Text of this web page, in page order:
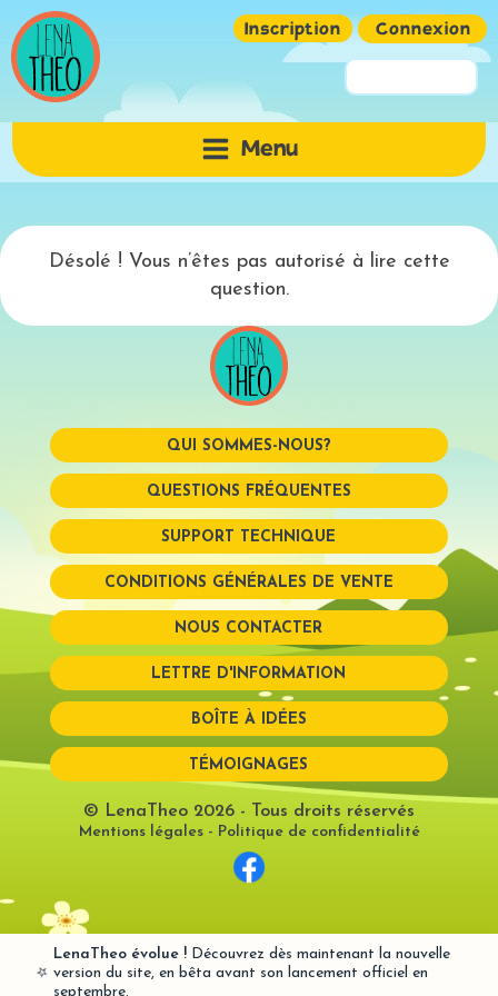
Inscription Connexion
Mot de passe
Mémoriser
Mot de passe perdu?
Menu
Désolé ! Vous n’êtes pas autorisé à lire cette
question.
QUI SOMMES-NOUS?
QUESTIONS FRÉQUENTES
SUPPORT TECHNIQUE
CONDITIONS GÉNÉRALES DE VENTE
NOUS CONTACTER
LETTRE D'INFORMATION
BOÎTE À IDÉES
TÉMOIGNAGES
© LenaTheo 2026 - Tous droits réservés
Mentions légales- Politique de confidentialité
⭐
LenaTheo évolue ! Découvrez dès maintenant la nouvelle
version du site, en bêta avant son lancement officiel en
septembre.